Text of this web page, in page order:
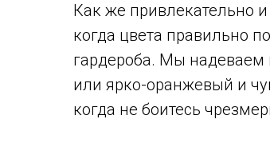
Как же привлекательно
когда цвета правильно
гардероба. Мы надеваем
или ярко-оранжевый и
когда не боитесь